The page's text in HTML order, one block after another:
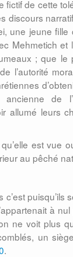
de cette
discours
une jeune
Mehmetich et
; que le
de l’autorité
de
allumé leurs
est vue
au pêché
puisqu’ils
à
ne voit plus
un
.